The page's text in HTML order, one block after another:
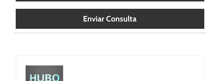
Enviar Consulta